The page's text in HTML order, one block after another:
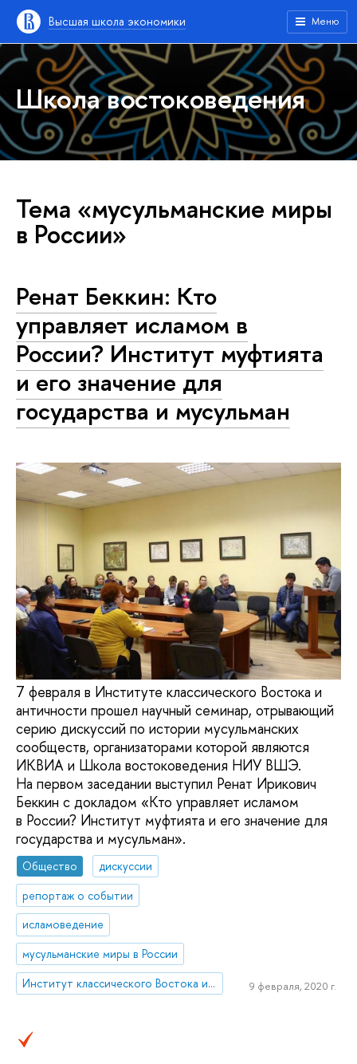
Высшая школа экономики Меню
Школа востоковедения
Тема «мусульманские миры
в России»
Ренат Беккин: Кто
управляет исламом в
России? Институт муфтията
и его значение для
государства и мусульман
7 февраля в Институте классического Востока и
античности прошел научный семинар, отрывающий
серию дискуссий по истории мусульманских
сообществ, организаторами которой являются
ИКВИА и Школа востоковедения НИУ ВШЭ.
На первом заседании выступил Ренат Ирикович
Беккин с докладом «Кто управляет исламом
в России? Институт муфтията и его значение для
государства и мусульман».
Общество
дискуссии
репортаж о событии
исламоведение
мусульманские миры в России
Институт классического Востока и античности
9 февраля, 2020 г.